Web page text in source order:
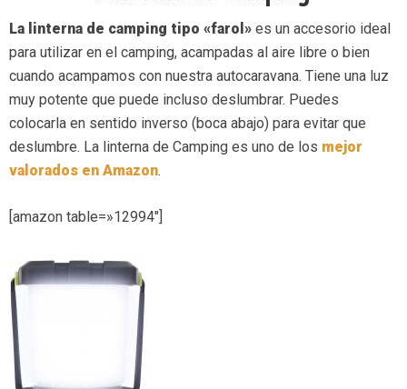
La linterna de camping tipo «farol» es un accesorio ideal
para utilizar en el camping, acampadas al aire libre o bien
cuando acampamos con nuestra autocaravana. Tiene una luz
muy potente que puede incluso deslumbrar. Puedes
colocarla en sentido inverso (boca abajo) para evitar que
deslumbre. La linterna de Camping es uno de los mejor
valorados en Amazon.
[amazon table=»12994″]